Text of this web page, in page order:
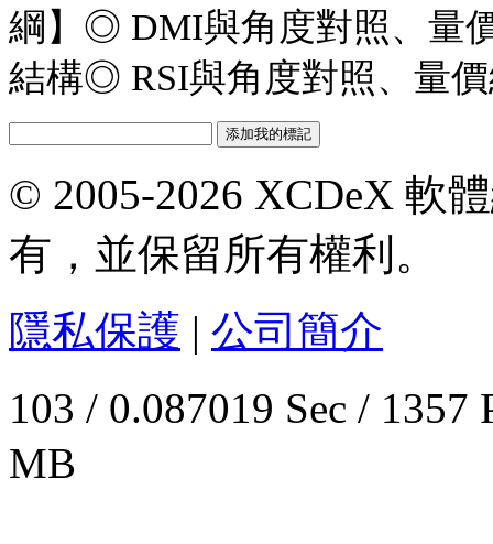
綱】◎ DMI與角度對照、量
結構◎ RSI與角度對照、量
© 2005-2026 XCDeX 軟
有，並保留所有權利。
隱私保護 | 公司簡介
103 / 0.087019 Sec /
MB